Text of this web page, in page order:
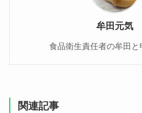
牟田元気
食品衛生責任者の牟田と
関連記事